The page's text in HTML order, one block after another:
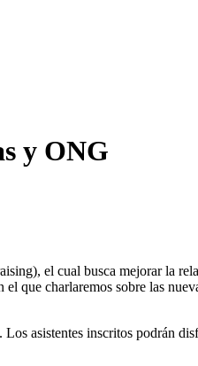
y ONG
el cual busca mejorar la
que charlaremos sobre las
asistentes inscritos podrán